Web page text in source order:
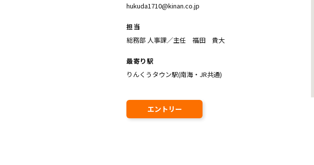
hukuda1710@kinan.co.jp
担当
総務部 人事課／主任 福田 貴大
最寄り駅
りんくうタウン駅(南海・JR共通)
エントリー